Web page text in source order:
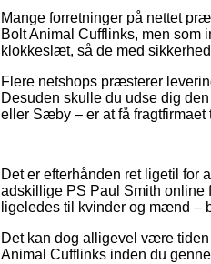
Mange forretninger på nettet
Bolt Animal Cufflinks, men som
klokkeslæt, så de med
Flere netshops præsterer
Desuden skulle du udse dig
eller Sæby – er at få
Det er efterhånden ret ligetil for
adskillige PS Paul Smith online
ligeledes til kvinder og mænd –
Det kan dog alligevel være
Animal Cufflinks inden du